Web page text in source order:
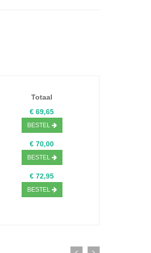
Totaal
€ 69,65
BESTEL
€ 70,00
BESTEL
€ 72,95
BESTEL